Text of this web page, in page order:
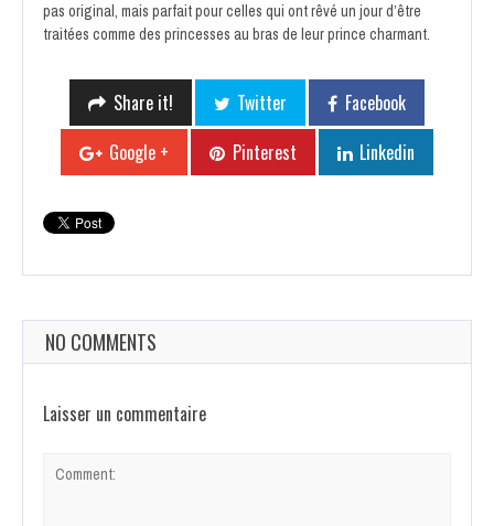
pas original, mais parfait pour celles qui ont rêvé un jour d’être
traitées comme des princesses au bras de leur prince charmant.
Share it! Twitter
Facebook
Google +
Pinterest Linkedin
NO COMMENTS
Laisser un commentaire